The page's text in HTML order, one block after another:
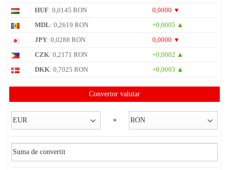
HUF: 0,0145 RON 0,0000 ▼
MDL: 0,2619 RON +0,0005 ▲
JPY: 0,0288 RON 0,0000 ▼
CZK: 0,2171 RON +0,0002 ▲
DKK: 0,7025 RON +0,0003 ▲
Convertor valutar
»